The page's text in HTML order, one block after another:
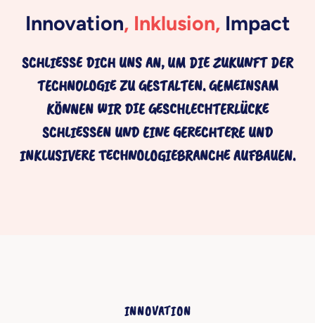
Innovation, Inklusion, Impact
SCHLIESSE DICH UNS AN, UM DIE ZUKUNFT DER T
ECHNOLOGIE ZU GESTALTEN. GEMEINSAM K
ÖNNEN WIR DIE GESCHLECHTERLÜCKE S
CHLIESSEN UND EINE GERECHTERE UND IN
KLUSIVERE TECHNOLOGIEBRANCHE AUFBAUEN.
INNOVATION